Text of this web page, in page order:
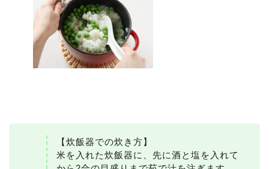
【炊飯器での炊き方】
米を入れた炊飯器に、先に酒と塩を入れて